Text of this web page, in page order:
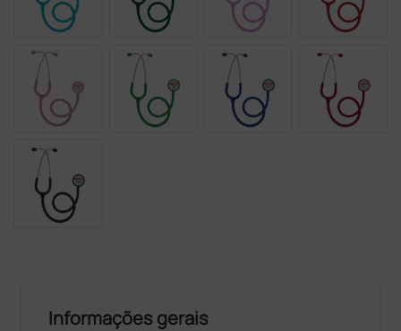
Informações gerais